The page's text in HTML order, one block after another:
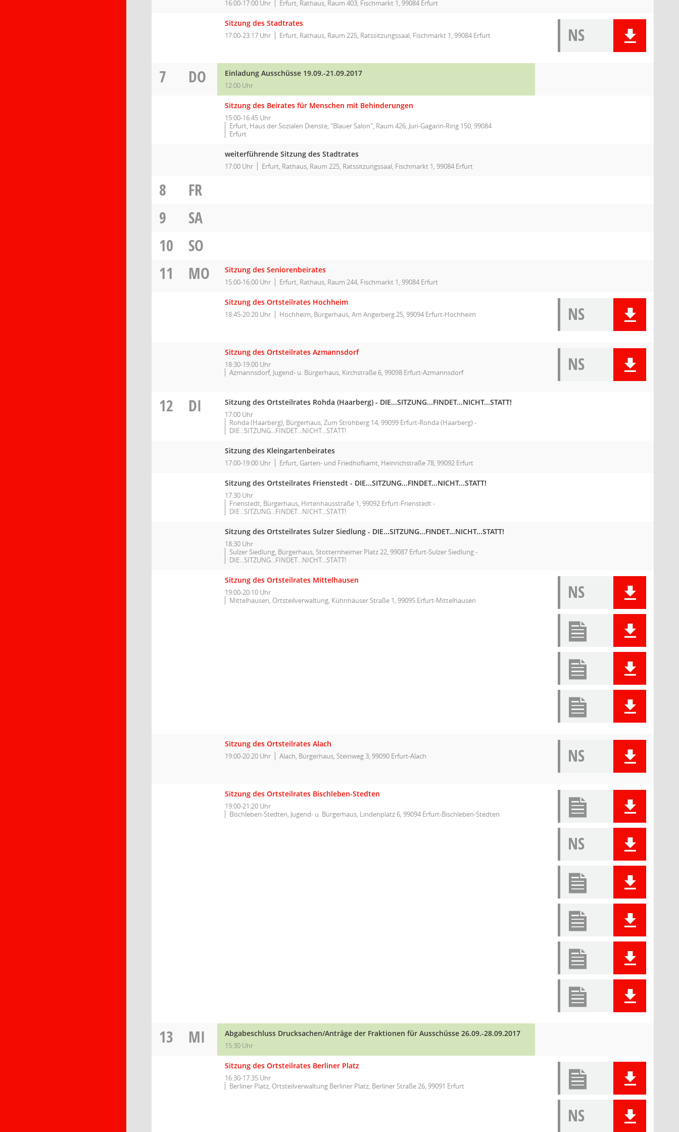
16:00-17:00 Uhr Erfurt, Rathaus, Raum 403, Fischmarkt 1, 99084 Erfurt
Sitzung des Stadtrates
17:00-23:17 Uhr Erfurt, Rathaus, Raum 225, Ratssitzungssaal, Fischmarkt 1, 99084 Erfurt NS
7 DO Einladung Ausschüsse 19.09.-21.09.2017
12:00 Uhr
Sitzung des Beirates für Menschen mit Behinderungen
15:00-16:45 Uhr
Erfurt, Haus der Sozialen Dienste, "Blauer Salon", Raum 426, Juri-Gagarin-Ring 150, 99084
Erfurt
weiterführende Sitzung des Stadtrates
17:00 Uhr Erfurt, Rathaus, Raum 225, Ratssitzungssaal, Fischmarkt 1, 99084 Erfurt
8
FR
9
SA
10
SO
11
MO Sitzung des Seniorenbeirates
15:00-16:00 Uhr Erfurt, Rathaus, Raum 244, Fischmarkt 1, 99084 Erfurt
Sitzung des Ortsteilrates Hochheim
18:45-20:20 Uhr Hochheim, Bürgerhaus, Am Angerberg 25, 99094 Erfurt-Hochheim NS
Sitzung des Ortsteilrates Azmannsdorf
18:30-19:00 Uhr
Azmannsdorf, Jugend- u. Bürgerhaus, Kirchstraße 6, 99098 Erfurt-Azmannsdorf
NS
12 DI Sitzung des Ortsteilrates Rohda (Haarberg) - DIE...SITZUNG...FINDET...NICHT...STATT!
17:00 Uhr
Rohda (Haarberg), Bürgerhaus, Zum Strohberg 14, 99099 Erfurt-Rohda (Haarberg) -
DIE...SITZUNG...FINDET...NICHT...STATT!
Sitzung des Kleingartenbeirates
17:00-19:00 Uhr Erfurt, Garten- und Friedhofsamt, Heinrichstraße 78, 99092 Erfurt
Sitzung des Ortsteilrates Frienstedt - DIE...SITZUNG...FINDET...NICHT...STATT!
17:30 Uhr
Frienstedt, Bürgerhaus, Hirtenhausstraße 1, 99092 Erfurt-Frienstedt -
DIE...SITZUNG...FINDET...NICHT...STATT!
Sitzung des Ortsteilrates Sulzer Siedlung - DIE...SITZUNG...FINDET...NICHT...STATT!
18:30 Uhr
Sulzer Siedlung, Bürgerhaus, Stotternheimer Platz 22, 99087 Erfurt-Sulzer Siedlung -
DIE...SITZUNG...FINDET...NICHT...STATT!
Sitzung des Ortsteilrates Mittelhausen
19:00-20:10 Uhr
Mittelhausen, Ortsteilverwaltung, Kühnhäuser Straße 1, 99095 Erfurt-Mittelhausen
NS
Sitzung des Ortsteilrates Alach
19:00-20:20 Uhr Alach, Bürgerhaus, Steinweg 3, 99090 Erfurt-Alach NS
Sitzung des Ortsteilrates Bischleben-Stedten
19:00-21:20 Uhr
Bischleben-Stedten, Jugend- u. Bürgerhaus, Lindenplatz 6, 99094 Erfurt-Bischleben-Stedten
NS
13 MI Abgabeschluss Drucksachen/Anträge der Fraktionen für Ausschüsse 26.09.-28.09.2017
15:30 Uhr
Sitzung des Ortsteilrates Berliner Platz
16:30-17:35 Uhr
Berliner Platz, Ortsteilverwaltung Berliner Platz, Berliner Straße 26, 99091 Erfurt
NS